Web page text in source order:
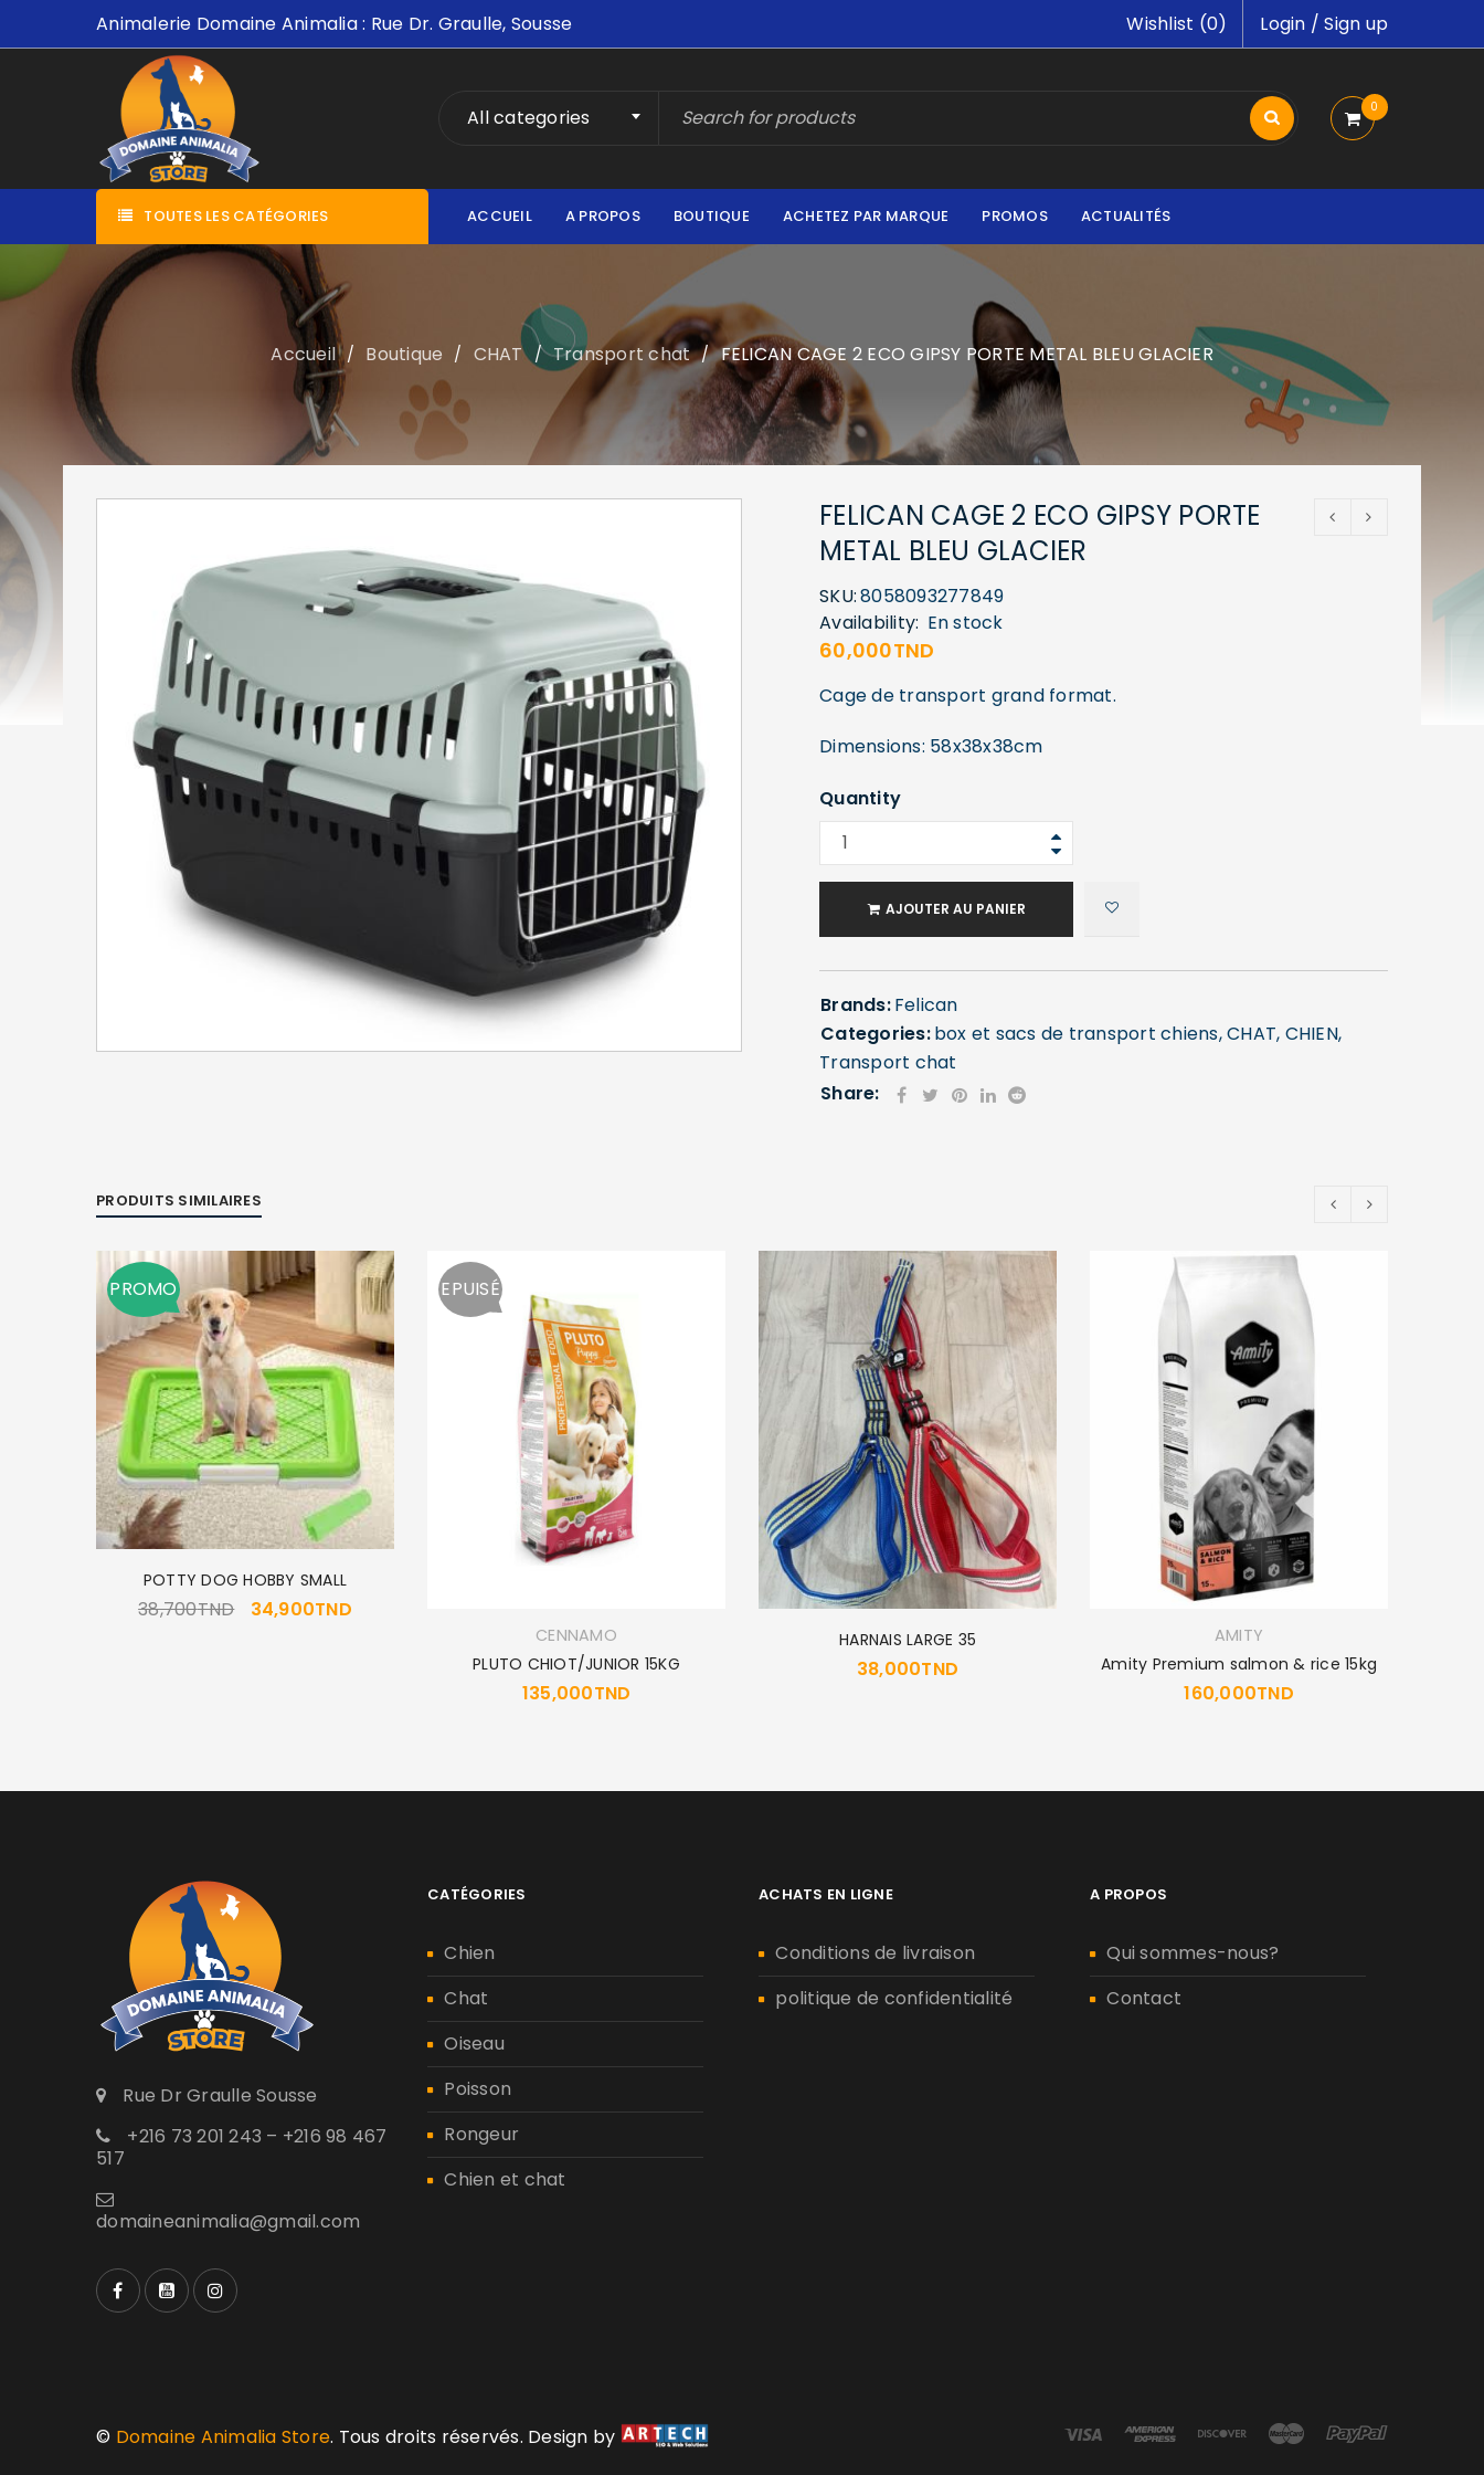
Se souvenir de moi
SE CONNECTER
MOT DE PASSE PERDU ?
Animalerie Domaine Animalia : Rue Dr. Graulle, Sousse Login /Sign up
Wishlist (0)
All categories 0
TOUTES LES CATÉGORIES ACCUEIL A PROPOS BOUTIQUE ACHETEZ PAR MARQUE PROMOS ACTUALITÉS
Accueil / Boutique / CHAT / Transport chat / FELICAN CAGE 2 ECO GIPSY PORTE METAL BLEU GLACIER
FELICAN CAGE 2 ECO GIPSY PORTE
METAL BLEU GLACIER
SKU:8058093277849
Availability: En stock
60,000TND
Cage de transport grand format.
Dimensions: 58x38x38cm
Quantity
AJOUTER AU PANIER
Brands:Felican
Categories:box et sacs de transport chiens,CHAT, CHIEN,
Transport chat
Share:
PRODUITS SIMILAIRES
PROMO
POTTY DOG HOBBY SMALL
38,700TND 34,900TND
EPUISÉ
CENNAMO
PLUTO CHIOT/JUNIOR 15KG
135,000TND
HARNAIS LARGE 35
38,000TND
AMITY
Amity Premium salmon & rice 15kg
160,000TND
Rue Dr Graulle Sousse
+216 73 201 243 – +216 98 467
517
domaineanimalia@gmail.com
CATÉGORIES
Chien
Chat
Oiseau
Poisson
Rongeur
Chien et chat
ACHATS EN LIGNE
Conditions de livraison
politique de confidentialité
A PROPOS
Qui sommes-nous?
Contact
© Domaine Animalia Store. Tous droits réservés. Design by